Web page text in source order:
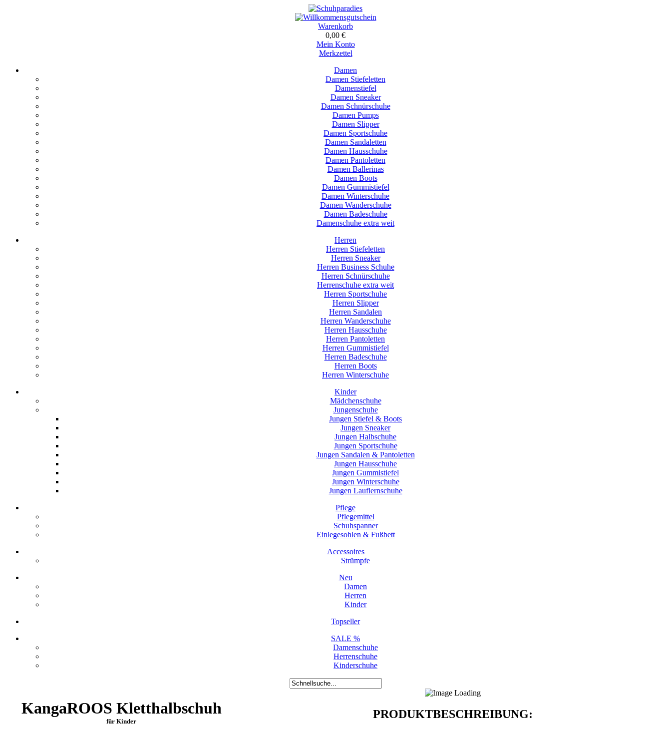
Warenkorb
0,00 €
Mein Konto
Merkzettel
Damen
Damen Stiefeletten
Damenstiefel
Damen Sneaker
Damen Schnürschuhe
Damen Pumps
Damen Slipper
Damen Sportschuhe
Damen Sandaletten
Damen Hausschuhe
Damen Pantoletten
Damen Ballerinas
Damen Boots
Damen Gummistiefel
Damen Winterschuhe
Damen Wanderschuhe
Damen Badeschuhe
Damenschuhe extra weit
Herren
Herren Stiefeletten
Herren Sneaker
Herren Business Schuhe
Herren Schnürschuhe
Herrenschuhe extra weit
Herren Sportschuhe
Herren Slipper
Herren Sandalen
Herren Wanderschuhe
Herren Hausschuhe
Herren Pantoletten
Herren Gummistiefel
Herren Badeschuhe
Herren Boots
Herren Winterschuhe
Kinder
Mädchenschuhe
Jungenschuhe
Jungen Stiefel & Boots
Jungen Sneaker
Jungen Halbschuhe
Jungen Sportschuhe
Jungen Sandalen & Pantoletten
Jungen Hausschuhe
Jungen Gummistiefel
Jungen Winterschuhe
Jungen Lauflernschuhe
Pflege
Pflegemittel
Schuhspanner
Einlegesohlen & Fußbett
Accessoires
Strümpfe
Neu
Damen
Herren
Kinder
Topseller
SALE %
Damenschuhe
Herrenschuhe
Kinderschuhe
KangaROOS Kletthalbschuh
für Kinder
PRODUKTBESCHREIBUNG: